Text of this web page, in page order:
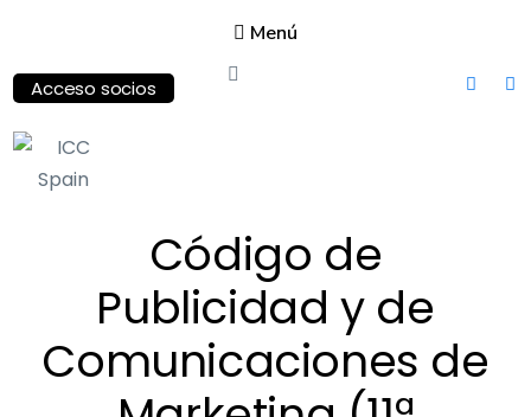
Menú
Chamber of
Commerce
Acceso socios
Código de
Publicidad y de
Comunicaciones de